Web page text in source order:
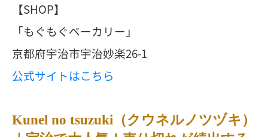
【SHOP】
「もぐもぐベーカリー」
京都府宇治市宇治妙楽26-1
公式サイトはこちら
Kunel no tsuzuki（クウネルノツヅキ）